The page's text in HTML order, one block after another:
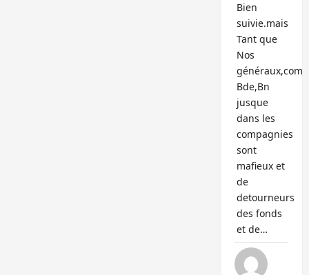
Bien
suivie.mais
Tant que
Nos
généraux,com
Bde,Bn
jusque
dans les
compagnies
sont
mafieux et
de
detourneurs
des fonds
et de…